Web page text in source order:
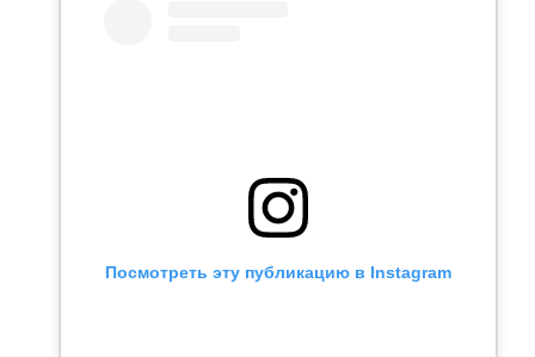
Посмотреть эту публикацию в Instagram